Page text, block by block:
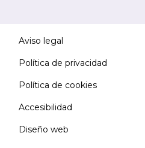
Aviso legal
Política de privacidad
Política de cookies
Accesibilidad
Diseño web